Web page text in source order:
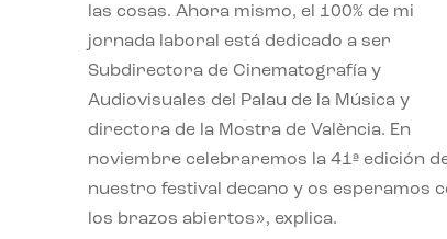
las cosas. Ahora mismo, el 100% de mi
jornada laboral está dedicado a ser
Subdirectora de Cinematografía y
Audiovisuales del Palau de la Música y
directora de la Mostra de València. En
noviembre celebraremos la 41ª edición
nuestro festival decano y os esperamos
los brazos abiertos», explica.